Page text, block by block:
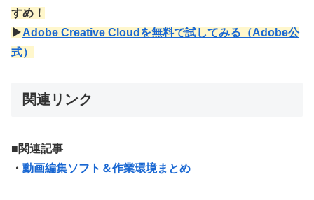
すめ！
▶Adobe Creative Cloudを無料で試してみる（Adobe公
式）
関連リンク
■関連記事
・ 動画編集ソフト＆作業環境まとめ